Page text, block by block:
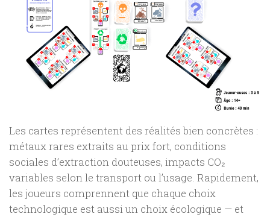
Les cartes représentent des réalités bien concrètes :
métaux rares extraits au prix fort, conditions
sociales d’extraction douteuses, impacts CO₂
variables selon le transport ou l’usage. Rapidement,
les joueurs comprennent que chaque choix
technologique est aussi un choix écologique — et